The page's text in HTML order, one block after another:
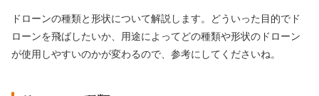
ドローンの種類と形状について解説します。どういった目的でド
ローンを飛ばしたいか、用途によってどの種類や形状のドローン
が使用しやすいのかが変わるので、参考にしてくださいね。